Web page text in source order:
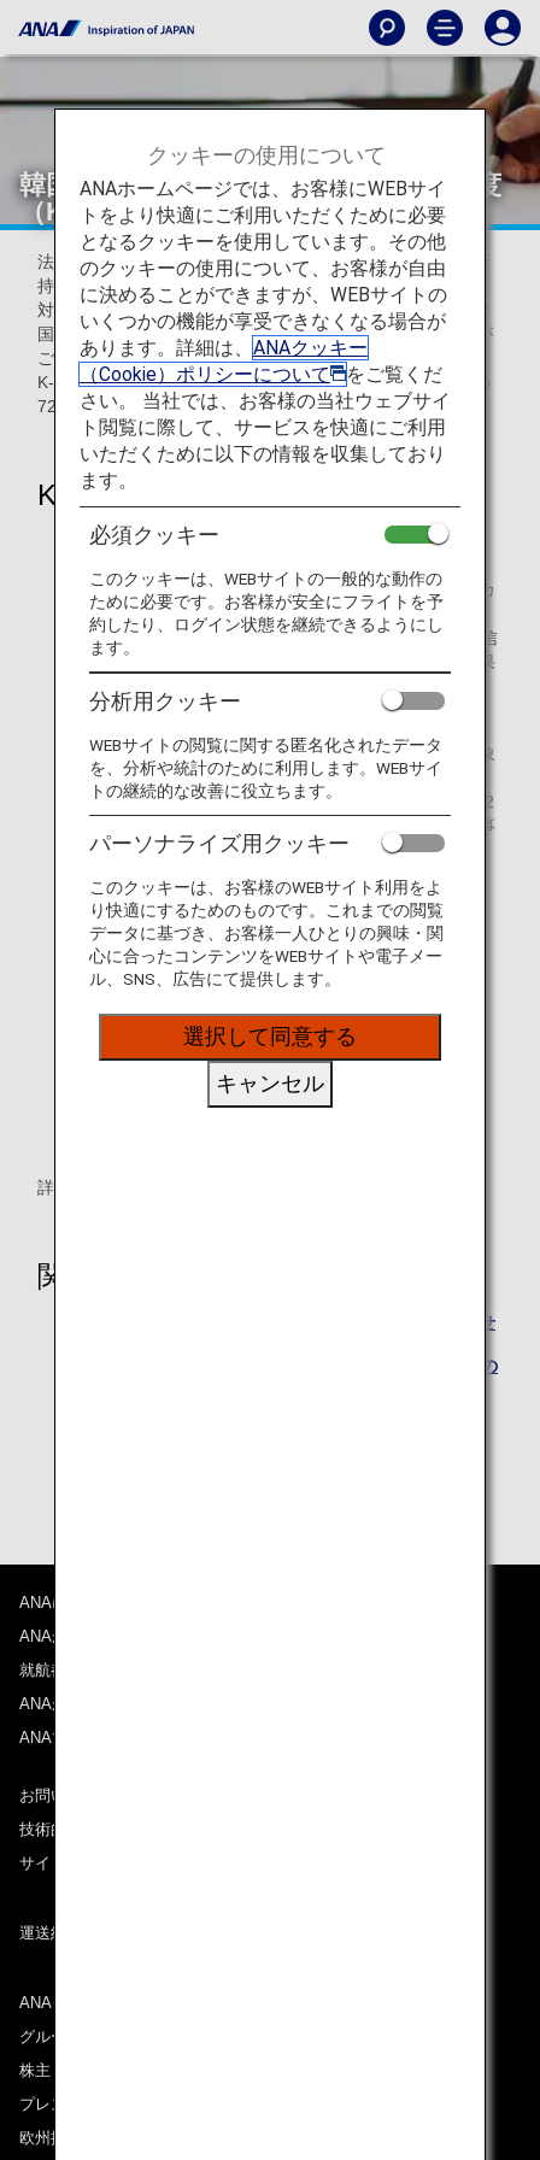
韓国への渡航に必要な電子旅行許可制度
（K-ETA）の申請について
法令に伴い、韓国へご渡航の際、ご搭乗手続き時にK-ETA所
持の有無を確認させていただきます。
対象国籍のお客様でK-ETAを所持されていない場合には、韓
国当局の指示により、弊社便にご搭乗いただけない可能性が
ございます。
K-ETA取得の必要性をあらかじめご確認の上、原則、搭乗の
72時間前までに申請手続きをお済ませください。
K-ETA申請について
K-ETAの公式サイト、およびK-ETAモバイルアプリより
申請時、メールアドレス・パスポート情報・顔写真（カ
ラー）等の情報登録が必要となります。
なお、認証結果は、申請後24時間以内にメールにて送信
されます。公式サイトからも、申請番号を基に認証結果
ビザ免除にて韓国へ入国する全ての国籍のお客様が対象
となります。
* 韓国当局の指定する期間において、対象となる22
の国・地域に該当する国籍のお客様は、K-ETAの事
前取得が免除されます。
* 2023年7⽉3⽇より、17歳以下・65歳以上のお客
様は、K-ETAの事前取得が免除されます。
詳細は、KOREA IMMIGRATION SERVICE
ご確認ください。
KRW 10,000（+TAX）
クレジットカードでのお支払いのみ可能となります。
詳細は
関連ページ
北京首都国際空港出発時の手荷物検査厳格化のお知らせ
ベトナム発着便に保護者なしでご搭乗される14歳未満の
ANAについて
ANAからのお知らせ
就航都市
ANAがお約束する体験
ANAマイレージクラブ
お問い合わせ
技術的なお問い合わせ（推奨環境）
サイトマップ
運送約款
ANAグループについて
グループ企業一覧
株主・投資家情報
プレスリリース
欧州採用情報
クッキーの使用について
ANAホームページでは、お客様にWEBサイ
トをより快適にご利用いただくために必要
となるクッキーを使用しています。その他
のクッキーの使用について、お客様が自由
に決めることができますが、WEBサイトの
いくつかの機能が享受できなくなる場合が
あります。詳細は、 ANAクッキー
（Cookie）ポリシーについて
をご覧くだ
さい。 当社では、お客様の当社ウェブサイ
ト閲覧に際して、サービスを快適にご利用
いただくために以下の情報を収集しており
ます。
必須クッキー
このクッキーは、WEBサイトの一般的な動作の
ために必要です。お客様が安全にフライトを予
約したり、ログイン状態を継続できるようにし
ます。
分析用クッキー
WEBサイトの閲覧に関する匿名化されたデータ
を、分析や統計のために利用します。WEBサイ
トの継続的な改善に役立ちます。
パーソナライズ用クッキー
このクッキーは、お客様のWEBサイト利用をよ
り快適にするためのものです。これまでの閲覧
データに基づき、お客様一人ひとりの興味・関
心に合ったコンテンツをWEBサイトや電子メー
ル、SNS、広告にて提供します。
選択して同意する
キャンセル